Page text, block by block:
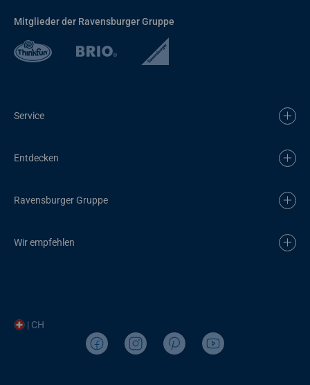
Mitglieder der Ravensburger Gruppe
Service
Entdecken
Ravensburger Gruppe
Wir empfehlen
| CH